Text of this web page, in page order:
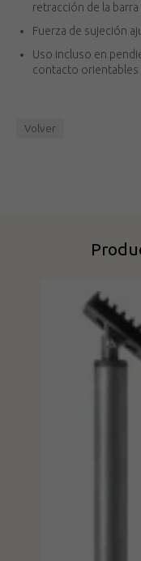
retracción de la
Fuerza de sujeción
Uso incluso en
contacto orientables
Volver